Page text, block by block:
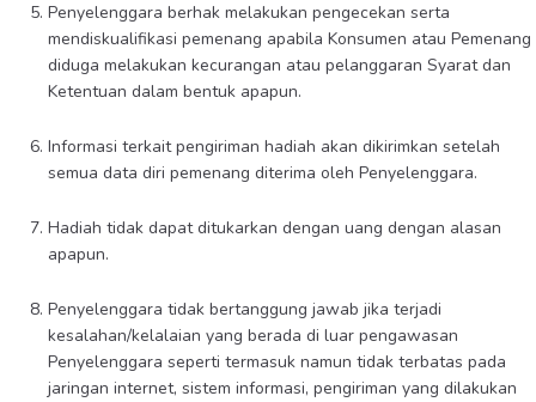
Penyelenggara berhak melakukan pengecekan serta
mendiskualifikasi pemenang apabila Konsumen atau Pemenang
diduga melakukan kecurangan atau pelanggaran Syarat dan
Ketentuan dalam bentuk apapun.
Informasi terkait pengiriman hadiah akan dikirimkan setelah
semua data diri pemenang diterima oleh Penyelenggara.
Hadiah tidak dapat ditukarkan dengan uang dengan alasan
apapun.
Penyelenggara tidak bertanggung jawab jika terjadi
kesalahan/kelalaian yang berada di luar pengawasan
Penyelenggara seperti termasuk namun tidak terbatas pada
jaringan internet, sistem informasi, pengiriman yang dilakukan